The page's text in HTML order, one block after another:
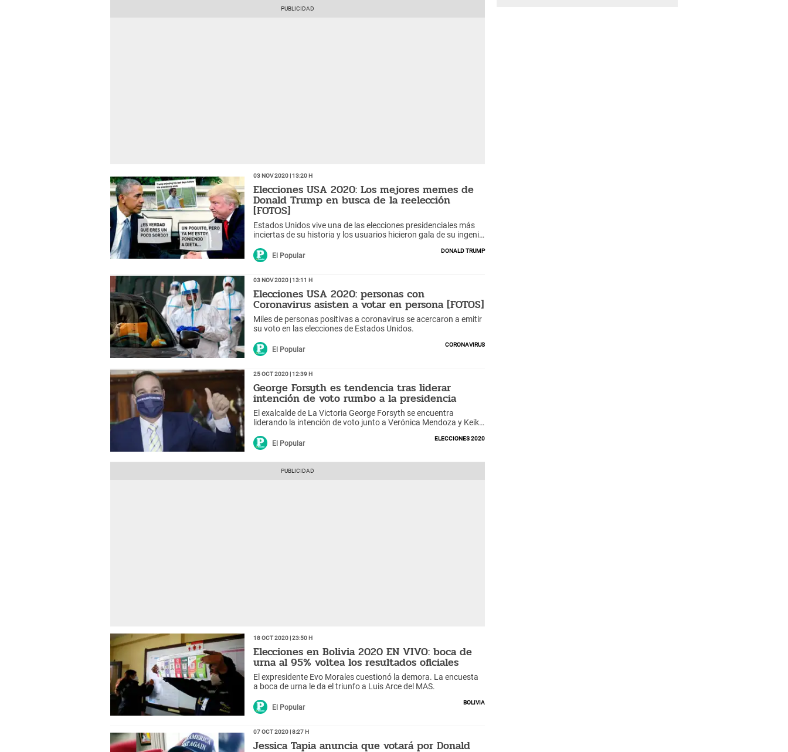
03 Nov 2020 | 13:20 h
Elecciones USA 2020: Los mejores memes de
Donald Trump en busca de la reelección
[FOTOS]
Estados Unidos vive una de las elecciones presidenciales más
inciertas de su historia y los usuarios hicieron gala de su ingenio
El Popular
Donald Trump
03 Nov 2020 | 13:11 h
Elecciones USA 2020: personas con
Coronavirus asisten a votar en persona [FOTOS]
Miles de personas positivas a coronavirus se acercaron a emitir
su voto en las elecciones de Estados Unidos.
El Popular
Coronavirus
25 Oct 2020 | 12:39 h
George Forsyth es tendencia tras liderar
intención de voto rumbo a la presidencia
El exalcalde de La Victoria George Forsyth se encuentra
liderando la intención de voto junto a Verónica Mendoza y Keiko
El Popular
Elecciones 2020
18 Oct 2020 | 23:50 h
Elecciones en Bolivia 2020 EN VIVO: boca de
urna al 95% voltea los resultados oficiales
El expresidente Evo Morales cuestionó la demora. La encuesta
a boca de urna le da el triunfo a Luis Arce del MAS.
El Popular
Bolivia
07 Oct 2020 | 8:27 h
Jessica Tapia anuncia que votará por Donald